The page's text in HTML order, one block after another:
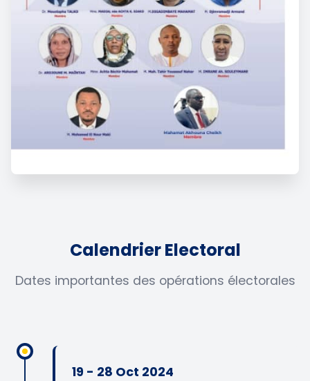
Calendrier Electoral
Dates importantes des opérations électorales
19 - 28 Oct 2024